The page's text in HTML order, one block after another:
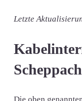
Letzte
Scheppach